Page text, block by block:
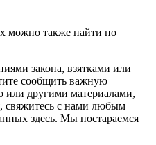
можно также найти по
закона, взятками или
сообщить важную
или другими материалами,
с нами любым
здесь. Мы постараемся